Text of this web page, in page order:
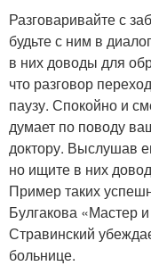
Разговаривайте с
будьте с ним в
в них доводы для
что разговор
паузу. Спокойно и
думает по поводу
доктору. Выслушав
но ищите в них
Пример таких
Булгакова «Мастер
Стравинский
больнице.